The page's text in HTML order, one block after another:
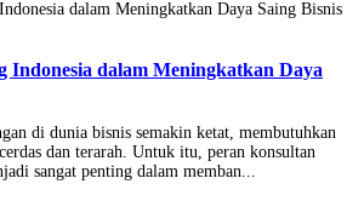
Indonesia dalam Meningkatkan Daya
di dunia bisnis semakin ketat, membutuhkan
dan terarah. Untuk itu, peran konsultan
sangat penting dalam memban...